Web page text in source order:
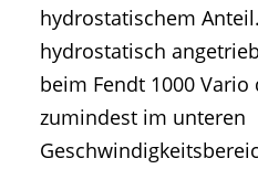
hydrostatischem
hydrostatisch
beim Fendt 1000
zumindest im unteren